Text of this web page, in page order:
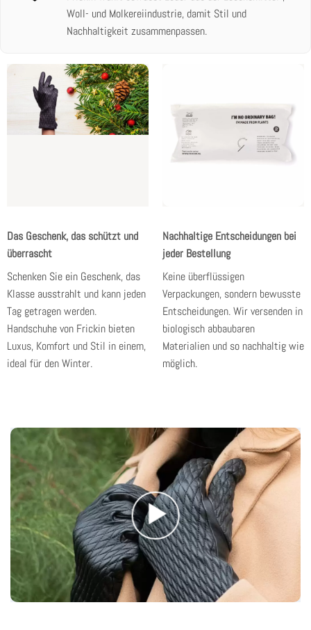
Woll- und Molkereiindustrie, damit Stil und
Nachhaltigkeit zusammenpassen.
Das Geschenk, das schützt und
überrascht
Schenken Sie ein Geschenk, das
Klasse ausstrahlt und kann jeden
Tag getragen werden.
Handschuhe von Frickin bieten
Luxus, Komfort und Stil in einem,
ideal für den Winter.
Nachhaltige Entscheidungen bei
jeder Bestellung
Keine überflüssigen
Verpackungen, sondern bewusste
Entscheidungen. Wir versenden in
biologisch abbaubaren
Materialien und so nachhaltig wie
möglich.